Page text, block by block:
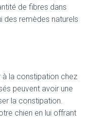
de fibres dans
des remèdes naturels
la constipation chez
peuvent avoir une
la constipation.
chien en lui offrant